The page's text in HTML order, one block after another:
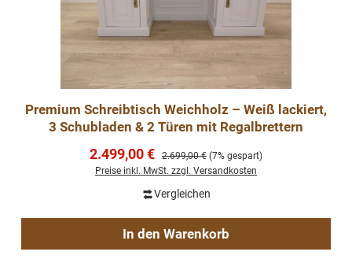
Premium Schreibtisch Weichholz – Weiß lackiert,
3 Schubladen & 2 Türen mit Regalbrettern
Verkaufspreis:
2.499,00 € Regulärer Preis:
2.699,00 € (7% gespart)
Preise inkl. MwSt. zzgl. Versandkosten
Vergleichen
In den Warenkorb